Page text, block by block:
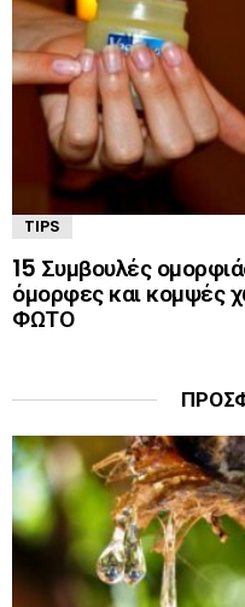
TIPS
15 Συμβουλές
όμορφες και κομψές
ΦΩΤΟ